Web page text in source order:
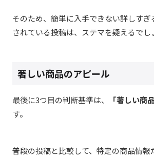
そのため、簡単に入手できない詳しす
されている投稿は、ステマを疑えるでし
著しい商品のアピール
最後に3つ目の判断基準は、 「著しい商
す。
普段の投稿と比較して、特定の商品情報